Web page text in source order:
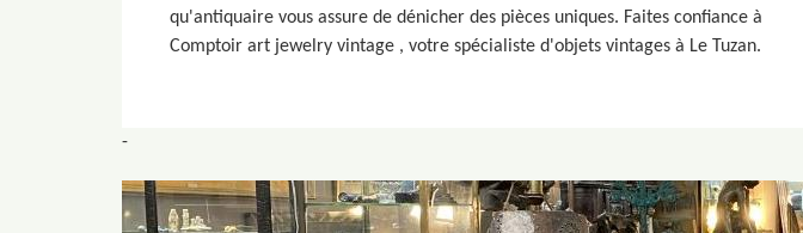
qu'antiquaire vous assure de dénicher des pièces uniques. Faites confiance à
Comptoir art jewelry vintage , votre spécialiste d'objets vintages à Le Tuzan.
-